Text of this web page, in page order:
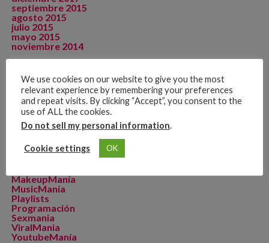
septiembre 2015
agosto 2015
julio 2015
mayo 2015
noviembre 2014
CATEGORÍAS
Artista de La Semana
CineManía
Dicomania TV
FitMania
MakeupManía
MusicManía
Playlists
Programación
Sexmania
ViralMania
YoutubeManía
We use cookies on our website to give you the most
relevant experience by remembering your preferences
and repeat visits. By clicking “Accept”, you consent to the
use of ALL the cookies.
Do not sell my personal information.
Cookie settings OK